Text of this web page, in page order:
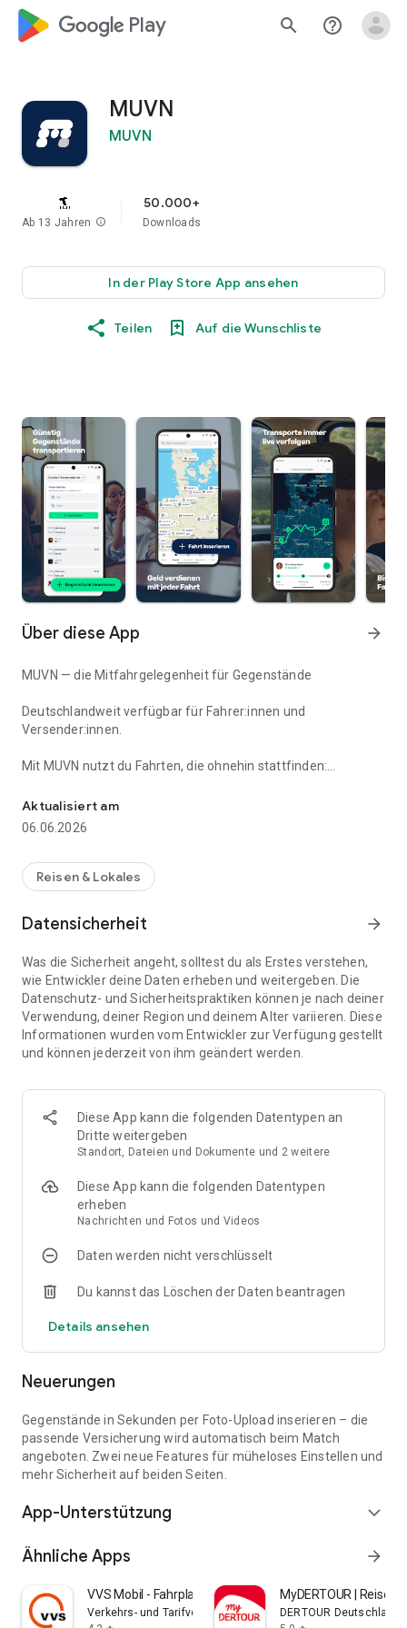
google_logo Play search help_outline
MUVN
MUVN
Ab 13 Jahren info
50.000+
Downloads
In der Play Store App ansehen
Teilen Auf die Wunschliste
Über diese App arrow_forward
MUVN — die Mitfahrgelegenheit für Gegenstände
Deutschlandweit verfügbar für Fahrer:innen und
Versender:innen.
Mit MUVN nutzt du Fahrten, die ohnehin stattfinden:
Versender:innen transportieren Gegenstände schnell, flexibel
und deutlich günstiger als über klassische Speditionen.
Du bist unterwegs in der Stadt, pendelst oder fährst
Gegenstände mit und verdiene nebenbei Geld.
Für Versender:innen
Erstelle ein Gesuch oder finde Fahrer:innen, die deine Strecke
ohnehin fahren. Buche günstig, flexibel und oft bis zu 80 %
günstiger als über klassische Versandwege.
In Deutschland stehen Millionen Fahrzeuge mit ungenutztem
Platz auf der Straße. MUVN verbindet Fahrer:innen und
Versender:innen, reduziert Leerfahrten und macht Transport
• Versicherbare Transporte
• Bewertungssystem
Nachhaltig unterwegs
MUVN nutzt vorhandene Mobilität — weniger Leerfahrten,
weniger Emissionen, mehr Effizienz.
Für wen geeignet?
• Fahrer:innen (Pendler, Wochenendfahrer, Langstrecke)
• Versender:innen (Privat, Kleinunternehmen, Online-Shops)
So startest du
Aktualisiert am
06.06.2026
Reisen & Lokales
Datensicherheit arrow_forward
Was die Sicherheit angeht, solltest du als Erstes verstehen,
wie Entwickler deine Daten erheben und weitergeben. Die
Datenschutz- und Sicherheitspraktiken können je nach deiner
Verwendung, deiner Region und deinem Alter variieren. Diese
Informationen wurden vom Entwickler zur Verfügung gestellt
und können jederzeit von ihm geändert werden.
Diese App kann die folgenden Datentypen an
Dritte weitergeben
Standort, Dateien und Dokumente und 2 weitere
Diese App kann die folgenden Datentypen
erheben
Nachrichten und Fotos und Videos
Daten werden nicht verschlüsselt
Du kannst das Löschen der Daten beantragen
Details ansehen
Neuerungen
Gegenstände in Sekunden per Foto-Upload inserieren – die
passende Versicherung wird automatisch beim Match
angeboten. Zwei neue Features für müheloses Einstellen und
mehr Sicherheit auf beiden Seiten.
App-Unterstützung expand_more
Ähnliche Apps arrow_forward
VVS Mobil - Fahrplan & Tickets
Verkehrs- und Tarifverbund Stuttgart GmbH
MyDERTOUR | Reisen
DERTOUR Deutschland